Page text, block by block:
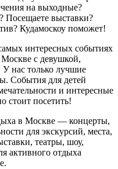
на выходные?
Посещаете выставки?
Кудамоскоу поможет!
интересных событиях
с девушкой,
нас только лучшие
События для детей
и интересные
стоит посетить!
в Москве — концерты,
для экскурсий, места,
театры, шоу,
активного отдыха